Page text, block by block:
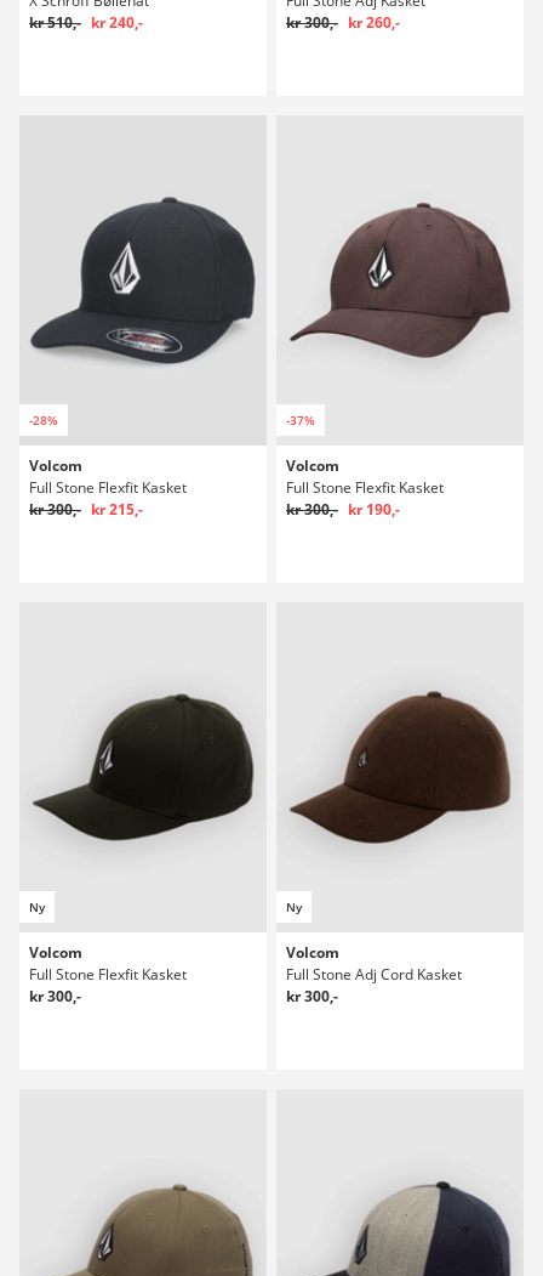
kr 510,- kr 240,-
kr 300,- kr 260,-
-28%
Volcom
Full Stone Flexfit Kasket
kr 300,- kr 215,-
-37%
Volcom
Full Stone Flexfit Kasket
kr 300,- kr 190,-
Ny
Volcom
Full Stone Flexfit Kasket
kr 300,-
Ny
Volcom
Full Stone Adj Cord Kasket
kr 300,-